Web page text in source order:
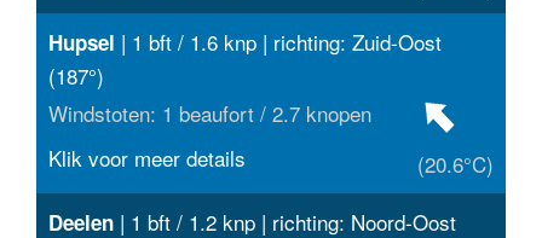
Hupsel | 1 bft / 1.6 knp | richting: Zuid-Oost
(187°)
Windstoten: 1 beaufort / 2.7 knopen
(20.6°C)
Klik voor meer details
Deelen | 1 bft / 1.2 knp | richting: Noord-Oost